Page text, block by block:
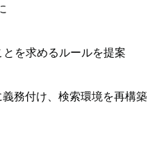
を求めるルールを提案
務付け、検索環境を再構築